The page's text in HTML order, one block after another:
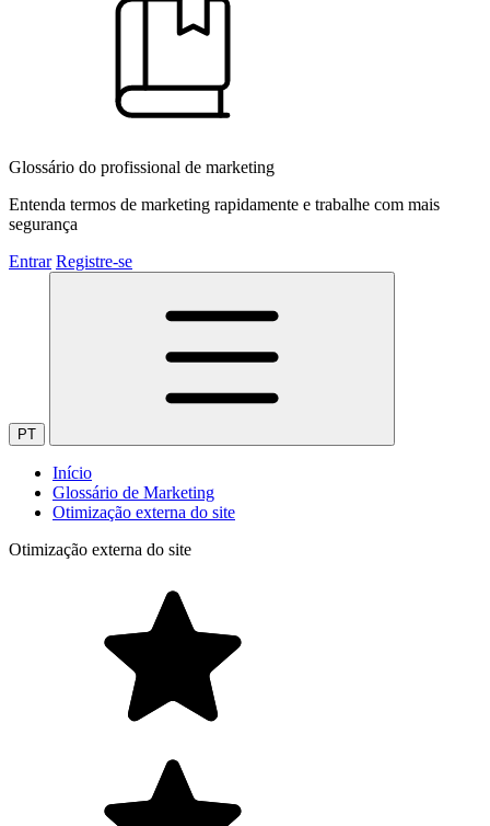
Glossário do profissional de marketing
Entenda termos de marketing rapidamente e trabalhe com mais
segurança
Entrar Registre-se
PT
Início
Glossário de Marketing
Otimização externa do site
Otimização externa do site